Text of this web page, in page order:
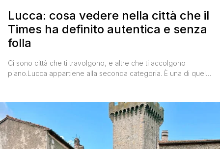
Lucca: cosa vedere nella città che il
Times ha definito autentica e senza
folla
Ci sono città che ti travolgono, e altre che ti accolgono
piano.Lucca appartiene alla seconda categoria. È una di quelle
che qui il tempo scorre diversamente. Appena sono arrivato,
ho sentito quella pace [']